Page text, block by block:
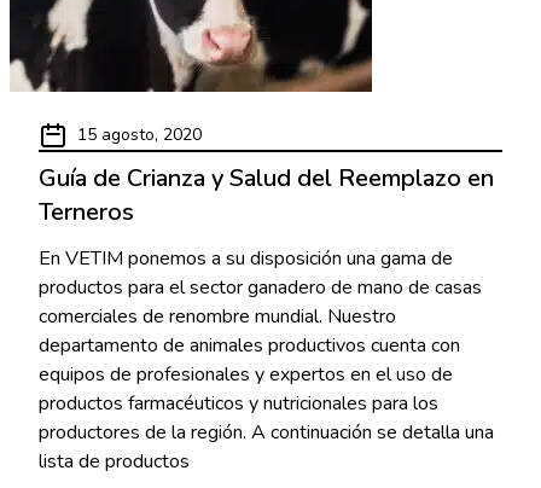
15 agosto, 2020
Guía de Crianza y Salud del Reemplazo en
Terneros
En VETIM ponemos a su disposición una gama de
productos para el sector ganadero de mano de casas
comerciales de renombre mundial. Nuestro
departamento de animales productivos cuenta con
equipos de profesionales y expertos en el uso de
productos farmacéuticos y nutricionales para los
productores de la región. A continuación se detalla una
lista de productos